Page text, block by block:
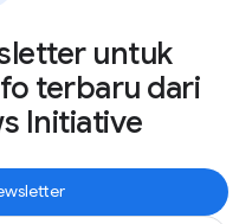
untuk
terbaru dari
Initiative